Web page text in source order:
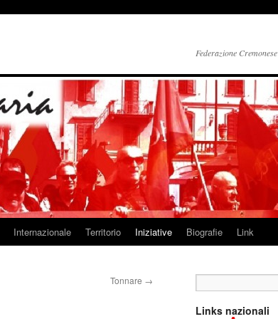
Federazione Cremonese
Internazionale Territorio Iniziative Biografie Link
Tonnare →
Links nazionali